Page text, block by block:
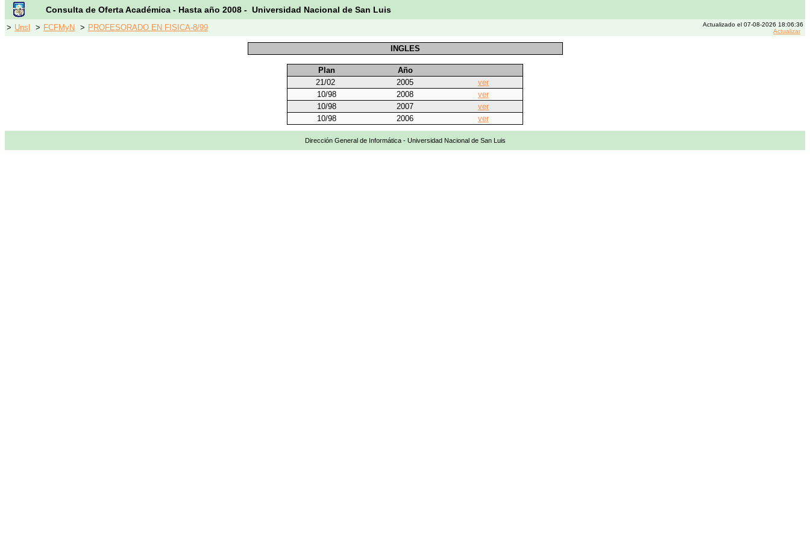
Consulta de Oferta Académica - Hasta año 2008 - Universidad Nacional de San Luis
> Unsl > FCFMyN > PROFESORADO EN FISICA-8/99
Actualizado el 07-08-2026 18:06:36
Actualizar
INGLES
Plan
Año
21/02
2005
ver
10/98
2008
ver
10/98
2007
ver
10/98
2006 ver
Dirección General de Informática - Universidad Nacional de San Luis